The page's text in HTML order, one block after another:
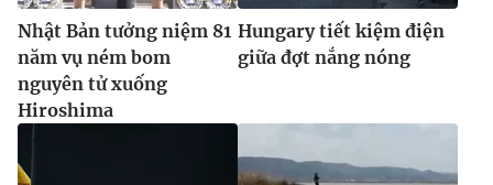
Nhật Bản tưởng niệm 81
năm vụ ném bom
nguyên tử xuống
Hiroshima
Hungary tiết kiệm điện
giữa đợt nắng nóng